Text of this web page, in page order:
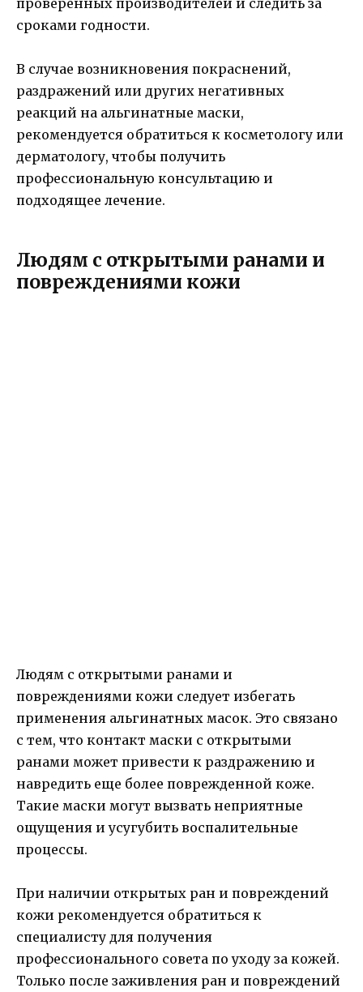
сроками годности.
В случае возникновения покраснений,
раздражений или других негативных
реакций на альгинатные маски,
рекомендуется обратиться к косметологу или
дерматологу, чтобы получить
профессиональную консультацию и
подходящее лечение.
Людям с открытыми ранами и
повреждениями кожи
Людям с открытыми ранами и
повреждениями кожи следует избегать
применения альгинатных масок. Это связано
с тем, что контакт маски с открытыми
ранами может привести к раздражению и
навредить еще более поврежденной коже.
Такие маски могут вызвать неприятные
ощущения и усугубить воспалительные
процессы.
При наличии открытых ран и повреждений
кожи рекомендуется обратиться к
специалисту для получения
профессионального совета по уходу за кожей.
Только после заживления ран и повреждений